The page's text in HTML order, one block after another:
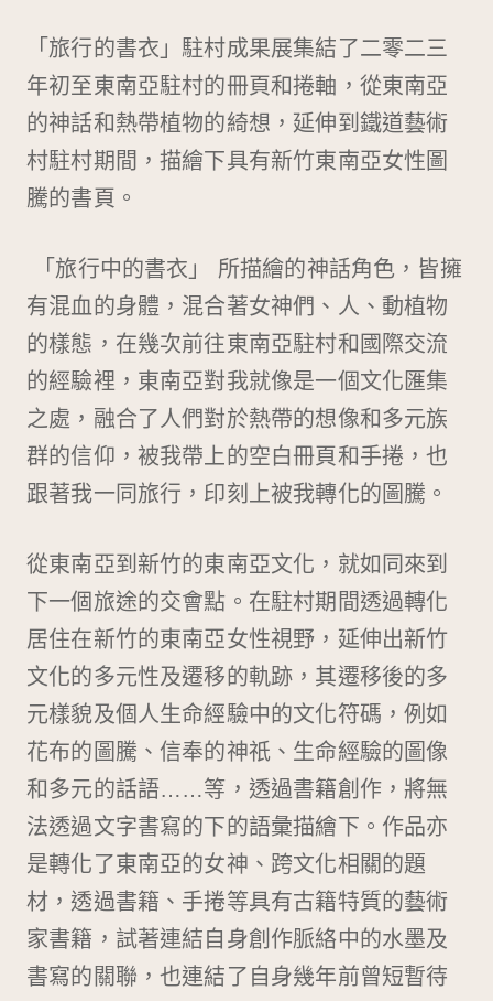
「旅行的書衣」駐村成果展集結了二零二三
年初至東南亞駐村的冊頁和捲軸，從東南亞
的神話和熱帶植物的綺想，延伸到鐵道藝術
村駐村期間，描繪下具有新竹東南亞女性圖
騰的書頁。
「旅行中的書衣」 所描繪的神話角色，皆擁
有混血的身體，混合著女神們、人、動植物
的樣態，在幾次前往東南亞駐村和國際交流
的經驗裡，東南亞對我就像是一個文化匯集
之處，融合了人們對於熱帶的想像和多元族
群的信仰，被我帶上的空白冊頁和手捲，也
跟著我一同旅行，印刻上被我轉化的圖騰。
從東南亞到新竹的東南亞文化，就如同來到
下一個旅途的交會點。在駐村期間透過轉化
居住在新竹的東南亞女性視野，延伸出新竹
文化的多元性及遷移的軌跡，其遷移後的多
元樣貌及個人生命經驗中的文化符碼，例如
花布的圖騰、信奉的神祇、生命經驗的圖像
和多元的話語……等，透過書籍創作，將無
法透過文字書寫的下的語彙描繪下。作品亦
是轉化了東南亞的女神、跨文化相關的題
材，透過書籍、手捲等具有古籍特質的藝術
家書籍，試著連結自身創作脈絡中的水墨及
書寫的關聯，也連結了自身幾年前曾短暫待